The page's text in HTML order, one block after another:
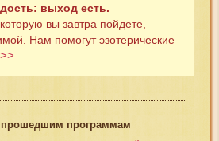
выход есть.
вы завтра пойдете,
Нам помогут эзотерические
программам